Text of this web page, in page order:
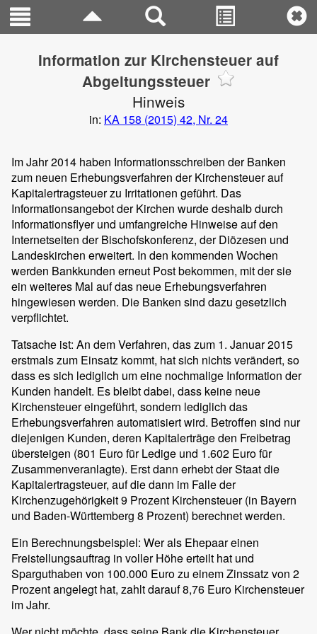
Information zur Kirchensteuer auf
Abgeltungssteuer
Hinweis
in: KA 158 (2015) 42, Nr. 24
Im Jahr 2014 haben Informationsschreiben der Banken
zum neuen Erhebungsverfahren der Kirchensteuer auf
Kapitalertragsteuer zu Irritationen geführt. Das
Informationsangebot der Kirchen wurde deshalb durch
Informationsflyer und umfangreiche Hinweise auf den
Internetseiten der Bischofskonferenz, der Diözesen und
Landeskirchen erweitert. In den kommenden Wochen
werden Bankkunden erneut Post bekommen, mit der sie
ein weiteres Mal auf das neue Erhebungsverfahren
hingewiesen werden. Die Banken sind dazu gesetzlich
verpflichtet.
Tatsache ist: An dem Verfahren, das zum 1. Januar 2015
erstmals zum Einsatz kommt, hat sich nichts verändert, so
dass es sich lediglich um eine nochmalige Information der
Kunden handelt. Es bleibt dabei, dass keine neue
Kirchensteuer eingeführt, sondern lediglich das
Erhebungsverfahren automatisiert wird. Betroffen sind nur
diejenigen Kunden, deren Kapitalerträge den Freibetrag
übersteigen (801 Euro für Ledige und 1.602 Euro für
Zusammenveranlagte). Erst dann erhebt der Staat die
Kapitalertragsteuer, auf die dann im Falle der
Kirchenzugehörigkeit 9 Prozent Kirchensteuer (in Bayern
und Baden-Württemberg 8 Prozent) berechnet werden.
Ein Berechnungsbeispiel: Wer als Ehepaar einen
Freistellungsauftrag in voller Höhe erteilt hat und
Sparguthaben von 100.000 Euro zu einem Zinssatz von 2
Prozent angelegt hat, zahlt darauf 8,76 Euro Kirchensteuer
im Jahr.